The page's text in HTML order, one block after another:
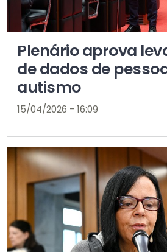
Plenário aprova
de dados de
autismo
15/04/2026 - 16:09